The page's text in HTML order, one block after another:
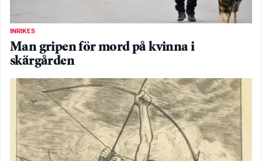
INRIKES
Man gripen för mord på kvinna i
skärgården